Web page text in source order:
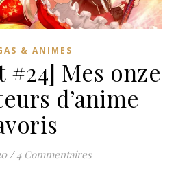
& ANIMES
#24] Mes onze
d’anime
/ 4 Commentaires